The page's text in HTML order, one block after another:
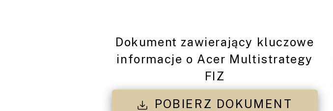
Dokument zawierający kluczowe
informacje o Acer Multistrategy
FIZ
POBIERZ DOKUMENT